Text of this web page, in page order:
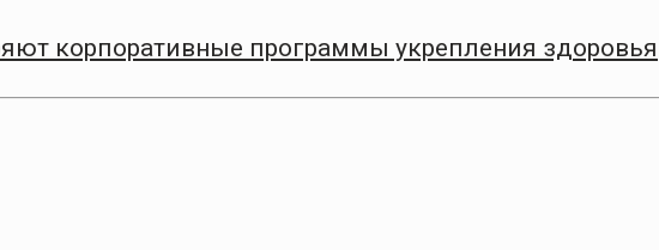
корпоративные программы укрепления здоровья